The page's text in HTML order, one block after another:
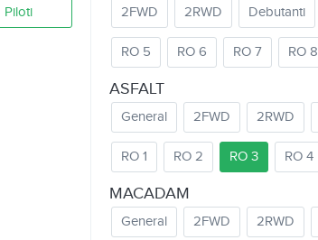
Piloti 2FWD 2RWD Debutanti
RO 5 RO 6 RO 7 RO 8
ASFALT
General 2FWD 2RWD
RO 1 RO 2 RO 3 RO 4
MACADAM
General 2FWD 2RWD